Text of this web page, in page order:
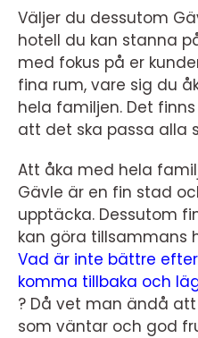
Väljer du dessutom
hotell du kan stanna
med fokus på er
fina rum, vare sig du
hela familjen. Det
att det ska passa alla
Att åka med hela
Gävle är en fin stad
upptäcka. Dessutom
kan göra tillsammans
Vad är inte bättre
komma tillbaka och
? Då vet man ändå
som väntar och god